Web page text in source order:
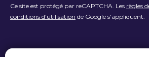
Ce site est protégé par reCAPTCHA. Les règles
conditions d'utilisation de Google s'appliquent.